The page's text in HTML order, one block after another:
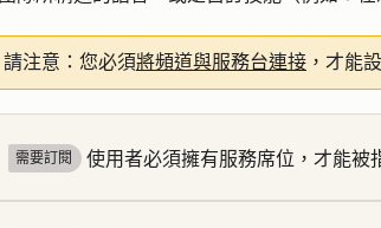
請注意： 您必須將頻道與服務台連接 ，才能
需要訂閱 使用者必須擁有服務席位，才能被